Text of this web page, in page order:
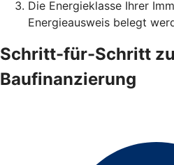
Die Energieklasse Ihrer
Energieausweis belegt
Schritt-für-Schritt
Baufinanzierung